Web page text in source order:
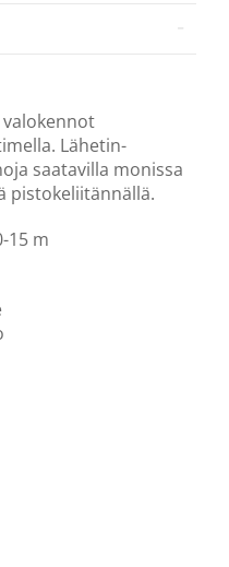
valokennot
Lähetin-
saatavilla monissa
pistokeliitännällä.
15 m